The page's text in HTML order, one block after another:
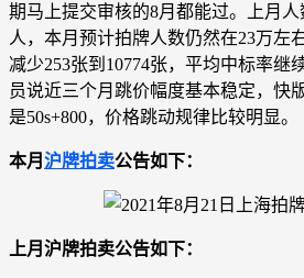
期马上提交审核的8月都能过。上月人
人，本月预计拍牌人数仍然在23万左
减少253张到10774张，平均中标率继
员说近三个月跳价幅度基本稳定，快
是50s+800，价格跳动规律比较明显。
本月 沪牌拍卖公告如下：
上月沪牌拍卖公告如下：